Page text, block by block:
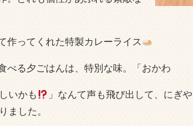
作ってくれた特製カレーライス
べる夕ごはんは、特別な味。「おかわ
いかも
」なんて声も飛び出して、にぎや
ました。